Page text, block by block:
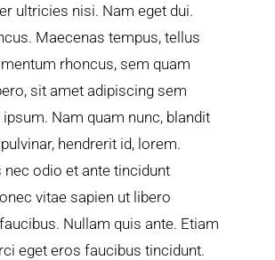
ultricies nisi. Nam eget dui.
Maecenas tempus, tellus
rhoncus, sem quam
sit amet adipiscing sem
ipsum. Nam quam nunc, blandit
hendrerit id, lorem.
nec odio et ante tincidunt
vitae sapien ut libero
Nullam quis ante. Etiam
eget eros faucibus tincidunt.